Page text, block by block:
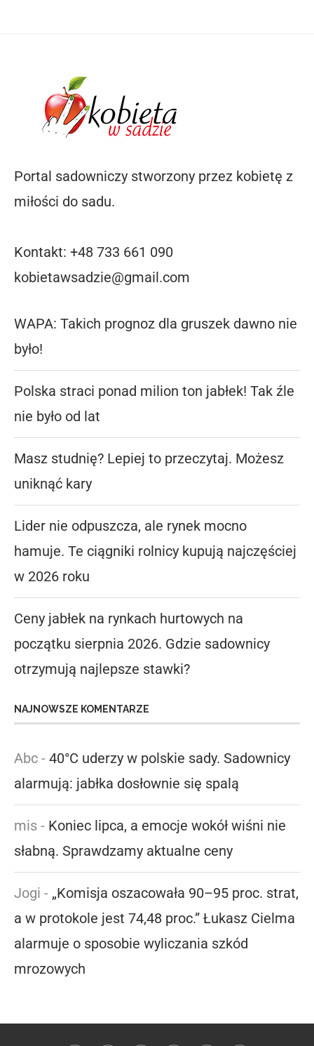
Portal sadowniczy stworzony przez kobietę z
miłości do sadu.
Kontakt: +48 733 661 090
kobietawsadzie@gmail.com
WAPA: Takich prognoz dla gruszek dawno nie
było!
Polska straci ponad milion ton jabłek! Tak źle
nie było od lat
Masz studnię? Lepiej to przeczytaj. Możesz
uniknąć kary
Lider nie odpuszcza, ale rynek mocno
hamuje. Te ciągniki rolnicy kupują najczęściej
w 2026 roku
Ceny jabłek na rynkach hurtowych na
początku sierpnia 2026. Gdzie sadownicy
otrzymują najlepsze stawki?
NAJNOWSZE KOMENTARZE
Abc - 40°C uderzy w polskie sady. Sadownicy
alarmują: jabłka dosłownie się spalą
mis - Koniec lipca, a emocje wokół wiśni nie
słabną. Sprawdzamy aktualne ceny
Jogi - „Komisja oszacowała 90–95 proc. strat,
a w protokole jest 74,48 proc.” Łukasz Cielma
alarmuje o sposobie wyliczania szkód
mrozowych